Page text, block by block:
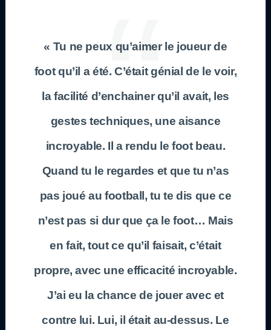
« Tu ne peux qu’aimer le joueur de
foot qu’il a été. C’était génial de le voir,
la facilité d’enchainer qu’il avait, les
gestes techniques, une aisance
incroyable. Il a rendu le foot beau.
Quand tu le regardes et que tu n’as
pas joué au football, tu te dis que ce
n’est pas si dur que ça le foot… Mais
en fait, tout ce qu’il faisait, c’était
propre, avec une efficacité incroyable.
J’ai eu la chance de jouer avec et
contre lui. Lui, il était au-dessus. Le